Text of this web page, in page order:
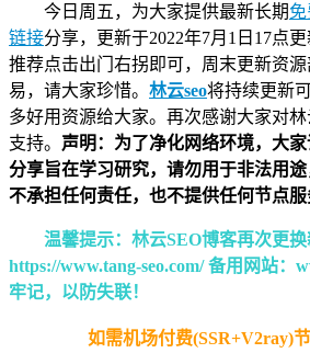
今日周五，为大家提供最新长期免
链接分享，更新于2022年7月1日17点
推荐点击出门右拐即可，周末更新资
易，请大家珍惜。 林云seo将持续更新
多好用资源给大家。再次感谢大家对
支持。 声明：为了净化网络环境，大
分享旨在学习研究，请勿用于非法用
不承担任何责任，也不提供任何节点服
温馨提示：林云SEO博客再次更
https://www.tang-seo.com/ 备用网站：
牢记，以防失联！
如需机场付费(SSR+V2ray)